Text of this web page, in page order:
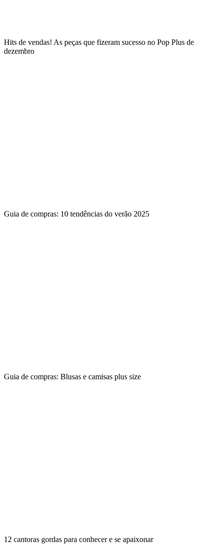
Hits de vendas! As peças que fizeram sucesso no Pop Plus de
dezembro
Guia de compras: 10 tendências do verão 2025
Guia de compras: Blusas e camisas plus size
12 cantoras gordas para conhecer e se apaixonar